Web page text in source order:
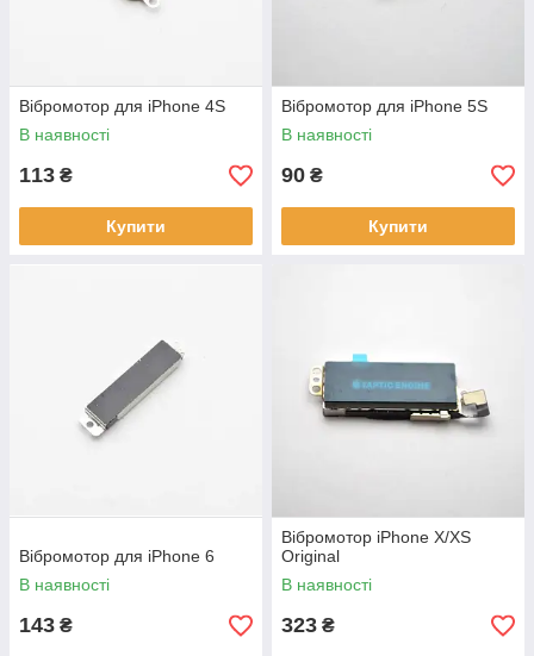
Вібромотор для iPhone 4S
В наявності
113 ₴
Купити
Вібромотор для iPhone 5S
В наявності
90 ₴
Купити
Вібромотор для iPhone 6
В наявності
143 ₴
Вібромотор iPhone X/XS
Original
В наявності
323 ₴